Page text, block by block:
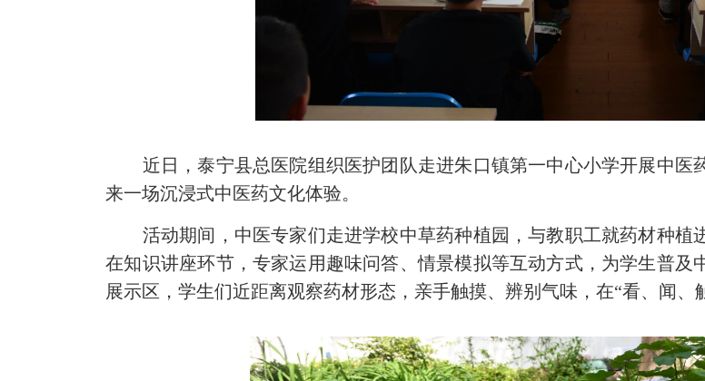
近日，泰宁县总医院组织医护团队走进朱口镇第一中心小学开展中
来一场沉浸式中医药文化体验。
活动期间，中医专家们走进学校中草药种植园，与教职工就药材种植
在知识讲座环节，专家运用趣味问答、情景模拟等互动方式，为学生普
展示区，学生们近距离观察药材形态，亲手触摸、辨别气味，在“看、闻、